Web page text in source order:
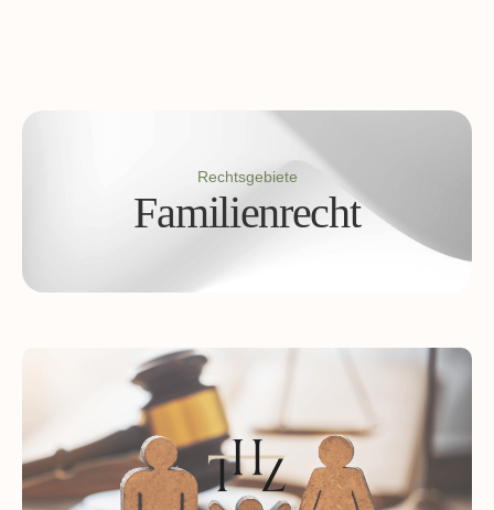
Rechtsgebiete
Familienrecht